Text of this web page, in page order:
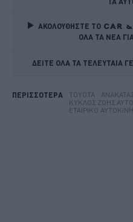
ΤΑ
ΑΚΟΛΟΥΘΗΣΤΕ ΤΟ
ΟΛΑ ΤΑ ΝΕΑ
ΔΕΙΤΕ ΟΛΑ ΤΑ ΤΕΛΕΥΤΑΙΑ
ΠΕΡΙΣΣΟΤΕΡΑ TOYOTA
ΚΎΚΛΟΣ ΖΩΉΣ
ΕΤΑΙΡΙΚΌ